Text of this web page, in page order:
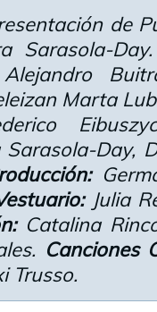
de
Sarasola-
Marta
Day,
Julia
Catalina
Canciones
Trusso.